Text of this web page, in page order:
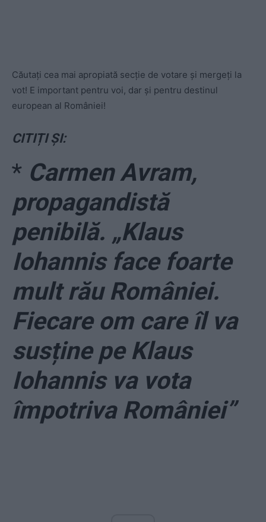
Căutați cea mai apropiată secție de votare și mergeți la
vot! E important pentru voi, dar și pentru destinul
european al României!
CITIȚI ȘI:
* Carmen Avram,
propagandistă
penibilă. „Klaus
Iohannis face foarte
mult rău României.
Fiecare om care îl va
susține pe Klaus
Iohannis va vota
împotriva României”